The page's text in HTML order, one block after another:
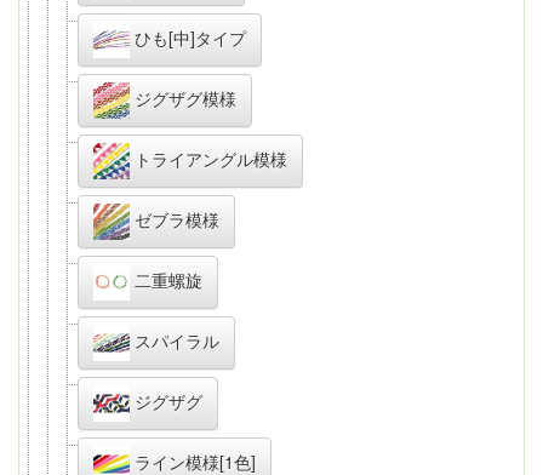
ひも[中]タイプ
ジグザグ模様
トライアングル模様
ゼブラ模様
二重螺旋
スパイラル
ジグザグ
ライン模様[1色]